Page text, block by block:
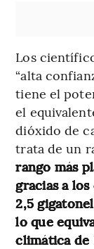
Los
“alta
tiene el
el
dióxido de
trata de un
rango más
gracias a
2,5
lo que
climática de